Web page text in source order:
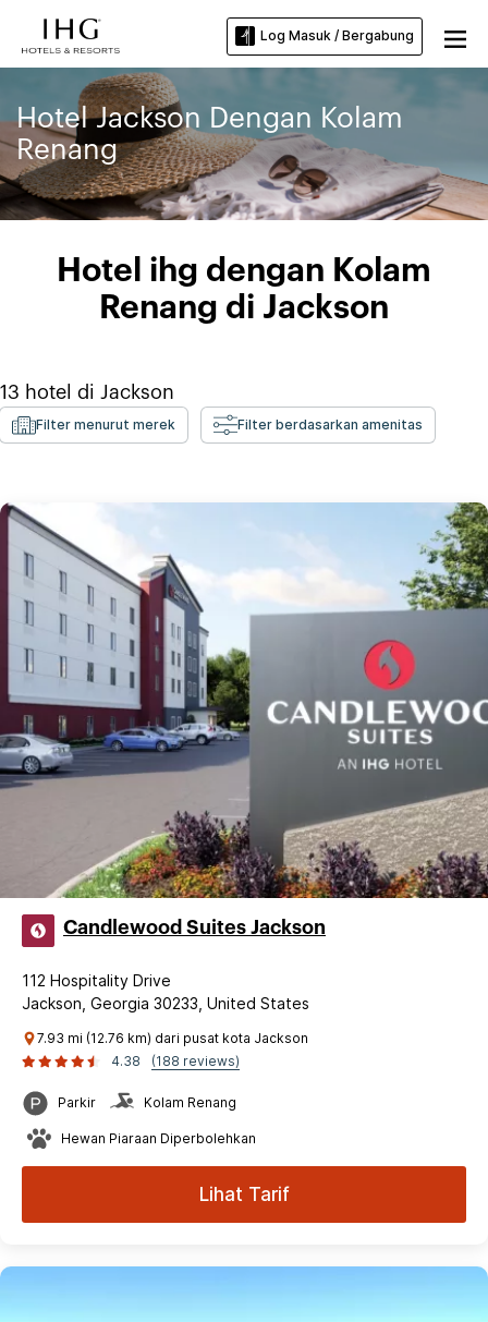
Log Masuk / Bergabung
Hotel Jackson Dengan Kolam
Renang
Hotel ihg dengan Kolam
Renang di Jackson
13 hotel di Jackson
Filter menurut merek Filter berdasarkan amenitas
Candlewood Suites Jackson
112 Hospitality Drive
Jackson, Georgia 30233, United States
7.93 mi (12.76 km) dari pusat kota Jackson
4.38
(188 reviews)
Parkir Kolam Renang
Hewan Piaraan Diperbolehkan
Lihat Tarif